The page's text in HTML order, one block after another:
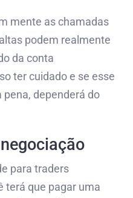
mente as chamadas
podem realmente
da conta
ter cuidado e se esse
dependerá do
para traders
terá que pagar uma